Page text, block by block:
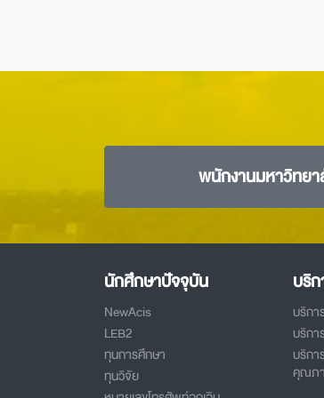
พนักงานมหาวิทย
นักศึกษาปัจจุบัน
NewAcis
LEB2
ทุนการศึกษา
ทุนวิจัย
บริ
บริกา
บริก
บริกา
คุณภ